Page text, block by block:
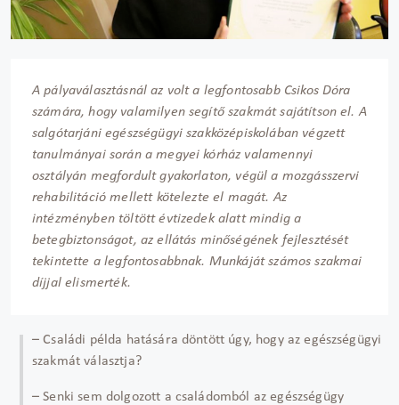
A pályaválasztásnál az volt a legfontosabb Csikos Dóra
számára, hogy valamilyen segítő szakmát sajátítson el. A
salgótarjáni egészségügyi szakközépiskolában végzett
tanulmányai során a megyei kórház valamennyi
osztályán megfordult gyakorlaton, végül a mozgásszervi
rehabilitáció mellett kötelezte el magát. Az
intézményben töltött évtizedek alatt mindig a
betegbiztonságot, az ellátás minőségének fejlesztését
tekintette a legfontosabbnak. Munkáját számos szakmai
díjjal elismerték.
– Családi példa hatására döntött úgy, hogy az egészségügyi
szakmát választja?
– Senki sem dolgozott a családomból az egészségügy